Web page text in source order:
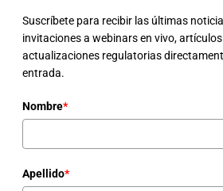
Suscríbete para recibir las últimas
invitaciones a webinars en vivo,
actualizaciones regulatorias
entrada.
Nombre*
Apellido*